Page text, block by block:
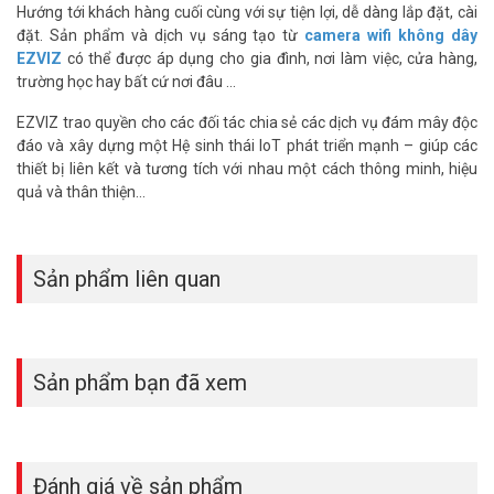
DL03 Pro sẽ cảnh báo bạn và tự khóa
Được thiết kế để tự kiểm tra trạng thái của chốt khóa, DL03 Pro sẽ
– Tự động kiểm tra trạng thái đóng/mở.
– Thiết kế két an toàn tự động khóa.
Cài đặt dễ dàng và linh hoạt
Hướng tới khách hàng cuối cùng với sự tiện lợi, dễ dàng lắp đặt, cài
đặt. Sản phẩm và dịch vụ sáng tạo từ camera wifi không dây
EZVIZ có thể được áp dụng cho gia đình, nơi làm việc, cửa hàng,
trường học hay bất cứ nơi đâu …
EZVIZ trao quyền cho các đối tác chia sẻ các dịch vụ đám mây độc
đáo và xây dựng một Hệ sinh thái IoT phát triển mạnh – giúp các
thiết bị liên kết và tương tích với nhau một cách thông minh, hiệu
quả và thân thiện…
Sản phẩm liên quan
Sản phẩm bạn đã xem
Đánh giá về sản phẩm